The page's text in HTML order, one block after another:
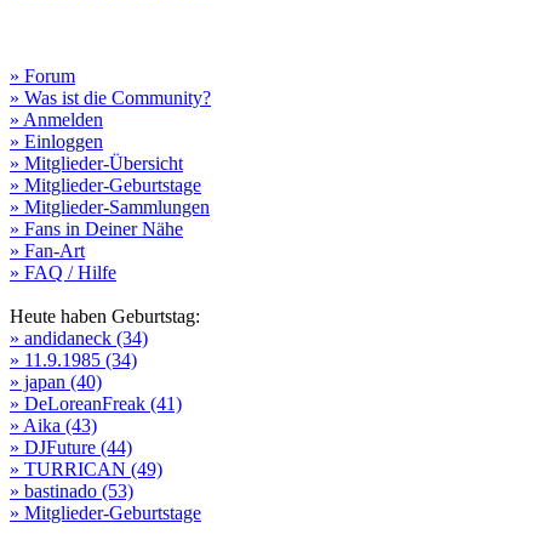
» Forum
» Was ist die Community?
» Anmelden
» Einloggen
» Mitglieder-Übersicht
» Mitglieder-Geburtstage
» Mitglieder-Sammlungen
» Fans in Deiner Nähe
» Fan-Art
» FAQ / Hilfe
Heute haben Geburtstag:
» andidaneck (34)
» 11.9.1985 (34)
» japan (40)
» DeLoreanFreak (41)
» Aika (43)
» DJFuture (44)
» TURRICAN (49)
» bastinado (53)
» Mitglieder-Geburtstage